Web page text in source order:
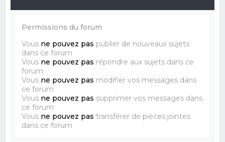
Permissions du forum
Vous ne pouvez pas publier de nouveaux sujets
dans ce forum
Vous ne pouvez pas répondre aux sujets dans ce
forum
Vous ne pouvez pas modifier vos messages dans
ce forum
Vous ne pouvez pas supprimer vos messages dans
ce forum
Vous ne pouvez pas transférer de pièces jointes
dans ce forum